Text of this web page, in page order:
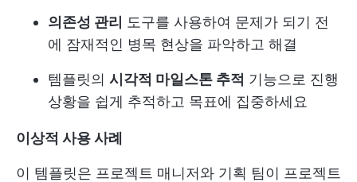
의존성 관리
도구를 사용하여 문제가 되기 전
에 잠재적인 병목 현상을 파악하고 해결
템플릿의 시각적 마일스톤 추적 기능으로 진행
상황을 쉽게 추적하고 목표에 집중하세요
이상적 사용 사례
이 템플릿은 프로젝트 매니저와 기획 팀이 프로젝트